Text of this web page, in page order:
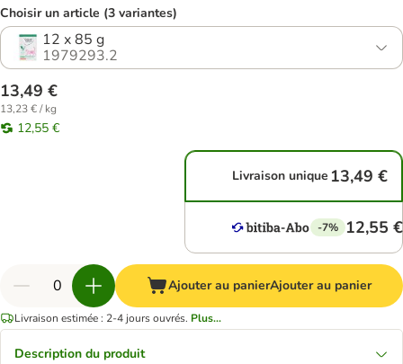
Choisir un article (3 variantes)
12 x 85 g
1979293.2
13,49 €
13,23 € / kg
12,55 €
Livraison unique 13,49 €
-7% 12,55 €
Ajouter au panierAjouter au panier
Livraison estimée : 2-4 jours ouvrés. Plus...
Description du produit